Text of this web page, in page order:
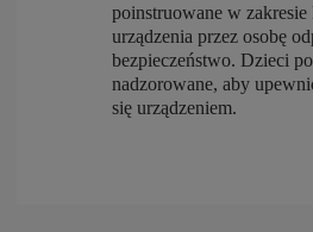
poinstruowane w zakresie
urządzenia przez osobę
bezpieczeństwo. Dzieci
nadzorowane, aby
się urządzeniem.